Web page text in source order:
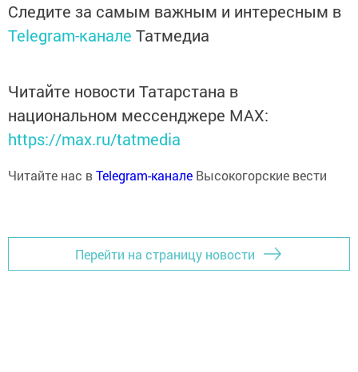
Следите за самым важным и интересным в
Telegram-канале Татмедиа
Читайте новости Татарстана в
национальном мессенджере MАХ:
https://max.ru/tatmedia
Читайте нас вTelegram-канале Высокогорские вести
Перейти на страницу новости